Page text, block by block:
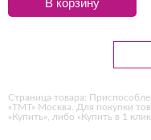
В корзину
Страница товара:
«ТМТ» Москва. Для покупки
«Купить», либо «Купить в 1